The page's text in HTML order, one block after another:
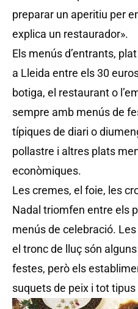
preparar un aperitiu per
explica un restaurador».
Els menús d’entrants,
a Lleida entre els 30
botiga, el restaurant o
sempre amb menús de
típiques de diari o
pollastre i altres plats
econòmiques.
Les cremes, el foie, les
Nadal triomfen entre els
menús de celebració.
el tronc de lluç són
festes, però els
suquets de peix i tot